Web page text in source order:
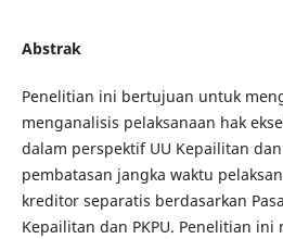
Abstrak
Penelitian ini bertujuan untuk
menganalisis pelaksanaan hak
dalam perspektif UU Kepailitan
pembatasan jangka waktu
kreditor separatis berdasarkan
Kepailitan dan PKPU. Penelitian